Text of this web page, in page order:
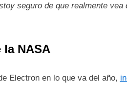
seguro de que realmente
la NASA
Electron en lo que va del año,